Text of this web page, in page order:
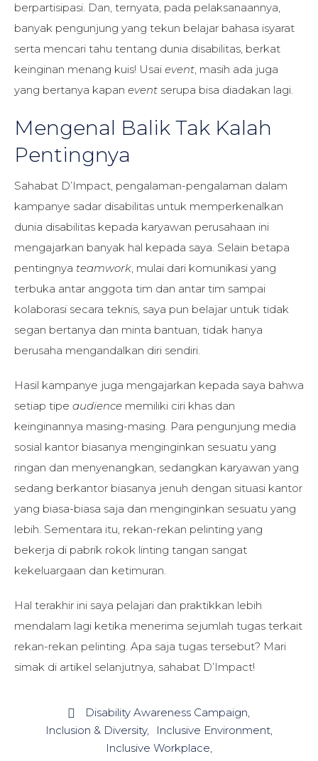
berpartisipasi. Dan, ternyata, pada pelaksanaannya,
banyak pengunjung yang tekun belajar bahasa isyarat
serta mencari tahu tentang dunia disabilitas, berkat
keinginan menang kuis! Usai event, masih ada juga
yang bertanya kapan event serupa bisa diadakan lagi.
Mengenal Balik Tak Kalah
Pentingnya
Sahabat D’Impact, pengalaman-pengalaman dalam
kampanye sadar disabilitas untuk memperkenalkan
dunia disabilitas kepada karyawan perusahaan ini
mengajarkan banyak hal kepada saya. Selain betapa
pentingnya teamwork, mulai dari komunikasi yang
terbuka antar anggota tim dan antar tim sampai
kolaborasi secara teknis, saya pun belajar untuk tidak
segan bertanya dan minta bantuan, tidak hanya
berusaha mengandalkan diri sendiri.
Hasil kampanye juga mengajarkan kepada saya bahwa
setiap tipe audience memiliki ciri khas dan
keinginannya masing-masing. Para pengunjung media
sosial kantor biasanya menginginkan sesuatu yang
ringan dan menyenangkan, sedangkan karyawan yang
sedang berkantor biasanya jenuh dengan situasi kantor
yang biasa-biasa saja dan menginginkan sesuatu yang
lebih. Sementara itu, rekan-rekan pelinting yang
bekerja di pabrik rokok linting tangan sangat
kekeluargaan dan ketimuran.
Hal terakhir ini saya pelajari dan praktikkan lebih
mendalam lagi ketika menerima sejumlah tugas terkait
rekan-rekan pelinting. Apa saja tugas tersebut? Mari
simak di artikel selanjutnya, sahabat D’Impact!

Disability Awareness Campaign
Inclusion & Diversity
Inclusive Environment
Inclusive Workplace